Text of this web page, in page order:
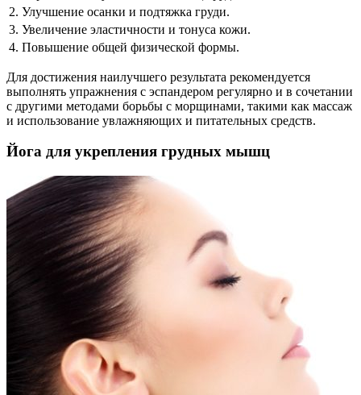
2. Улучшение осанки и подтяжка груди.
3. Увеличение эластичности и тонуса кожи.
4. Повышение общей физической формы.
Для достижения наилучшего результата рекомендуется
выполнять упражнения с эспандером регулярно и в сочетании
с другими методами борьбы с морщинами, такими как массаж
и использование увлажняющих и питательных средств.
Йога для укрепления грудных мышц